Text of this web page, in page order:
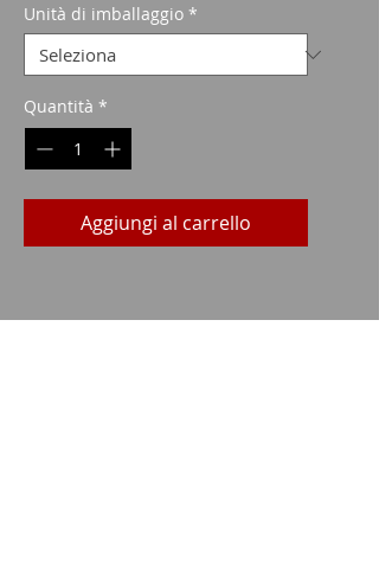
Unità di imballaggio *
Quantità *
Aggiungi al carrello